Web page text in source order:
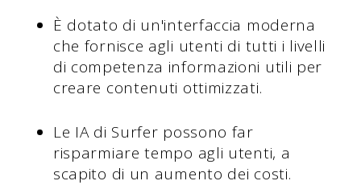
È dotato di un'interfaccia moderna
che fornisce agli utenti di tutti i livelli
di competenza informazioni utili per
creare contenuti ottimizzati.
Le IA di Surfer possono far
risparmiare tempo agli utenti, a
scapito di un aumento dei costi.